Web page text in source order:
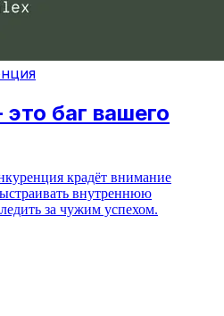
баг вашего
крадёт внимание
внутреннюю
за чужим успехом.